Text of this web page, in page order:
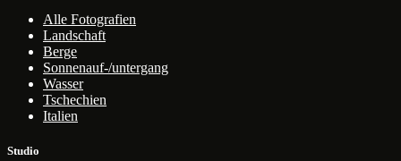
Alle Fotografien
Landschaft
Berge
Sonnenauf-/untergang
Wasser
Tschechien
Italien
Studio